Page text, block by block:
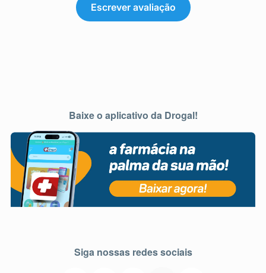
Escrever avaliação
Baixe o aplicativo da Drogal!
Siga nossas redes sociais